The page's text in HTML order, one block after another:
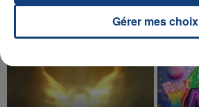
TITRES DIFFUSÉSGérer mes choix